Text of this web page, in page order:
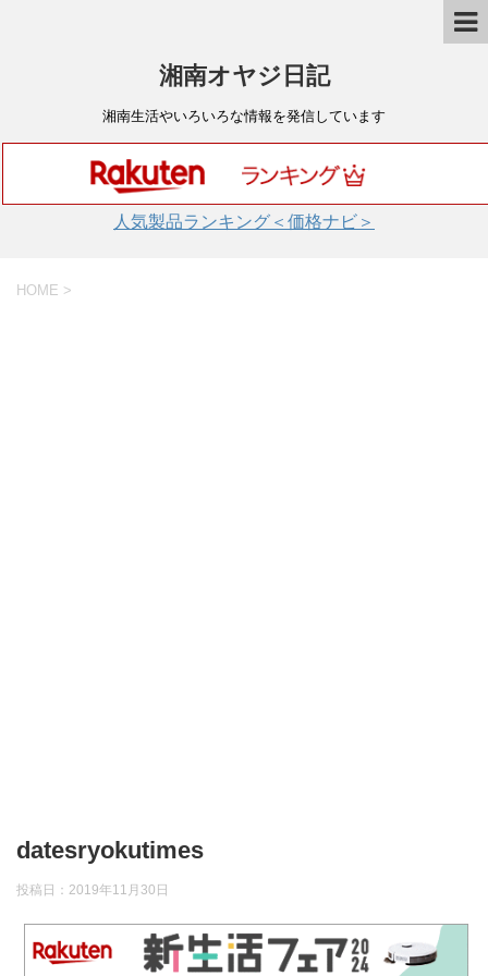
湘南オヤジ日記
湘南生活やいろいろな情報を発信しています
人気製品ランキング＜価格ナビ＞
HOME >
datesryokutimes
投稿日： 2019年11月30日